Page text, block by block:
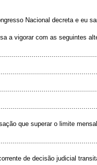
Nacional decreta e eu
a vigorar com as seguintes
que superar o limite
de decisão judicial